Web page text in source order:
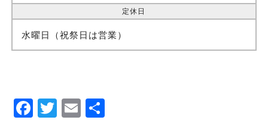
定休日
水曜日（祝祭日は営業）
Facebook
Twitter
EmailShare